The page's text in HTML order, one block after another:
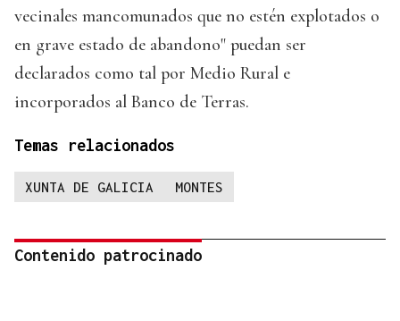
vecinales mancomunados que no estén explotados o
en grave estado de abandono" puedan ser
declarados como tal por Medio Rural e
incorporados al Banco de Terras.
Temas relacionados
XUNTA DE GALICIA MONTES
Contenido patrocinado